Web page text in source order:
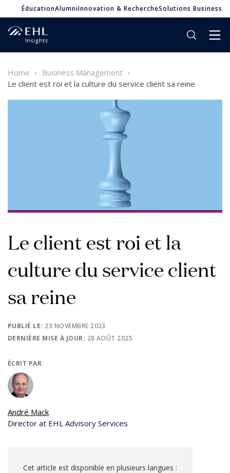
ÉducationAlumniInnovation & RechercheSolutions Business
Home
Business Management
Le client est roi et la culture du service client sa reine
Le client est roi et la
culture du service client
sa reine
PUBLIÉ LE: 23 NOVEMBRE 2023
DERNIÈRE MISE À JOUR: 28 AOÛT 2025
ÉCRIT PAR
André Mack
Director at EHL Advisory Services
Cet article est disponible en plusieurs langues :